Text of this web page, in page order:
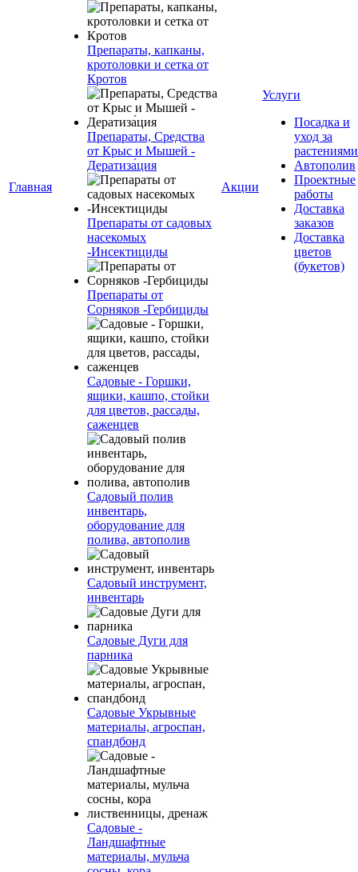
Главная
Препараты, капканы,
кротоловки и сетка от
Кротов
Препараты, Средства
от Крыс и Мышей -
Дератиза́ция
Препараты от садовых
насекомых
-Инсектициды
Препараты от
Сорняков -Гербициды
Садовые - Горшки,
ящики, кашпо, стойки
для цветов, рассады,
саженцев
Садовый полив
инвентарь,
оборудование для
полива, автополив
Садовый инструмент,
инвентарь
Садовые Дуги для
парника
Садовые Укрывные
материалы, агроспан,
спандбонд
Садовые -
Ландшафтные
материалы, мульча
Акции
Услуги
Посадка и
уход за
растениями
Автополив
Проектные
работы
Доставка
заказов
Доставка
цветов
(букетов)